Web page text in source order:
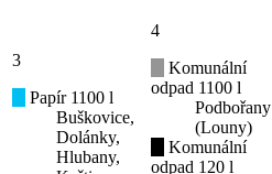
3
Papír 1100 l
Buškovice,
Dolánky,
Hlubany,
4
Komunální
odpad 1100 l
Podbořany
(Louny)
Komunální
odpad 120 l